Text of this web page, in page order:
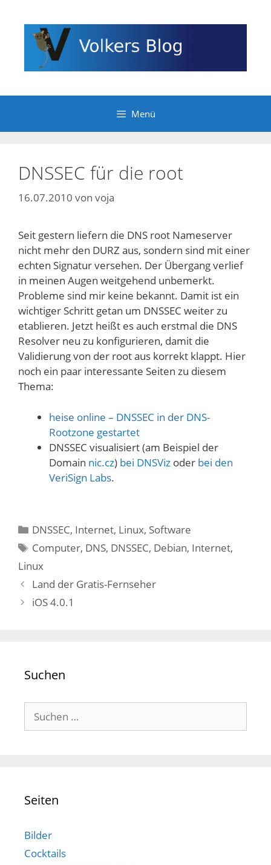
Inhalt
springen
Menü
DNSSEC für die root
16.07.2010 von voja
Seit gestern liefern die DNS root Nameserver
nicht mehr den DURZ aus, sondern sind mit einer
echten Signatur versehen. Der Übergang verlief
in meinen Augen weitgehend unbemerkt.
Probleme sind mir keine bekannt. Damit ist ein
wichtiger Schritt getan um DNSSEC weiter zu
etablieren. Jetzt heißt es auch erstmal die DNS
Resolver neu zu konfigurieren, damit die
Validierung von der root aus korrekt klappt. Hier
noch ein paar interessante Seiten zu diesem
Thema:
heise online – DNSSEC in der DNS-
Rootzone gestartet
DNSSEC visualisiert (am Beispiel der
Domain nic.cz) bei DNSViz oder bei den
VeriSign Labs.
Kategorien
DNSSEC, Internet, Linux, Software
Schlagwörter
Computer, DNS, DNSSEC, Debian, Internet,
Linux
Land der Gratis-Fernseher
iOS 4.0.1
Suchen
Suchen
nach:
Seiten
Bilder
Cocktails